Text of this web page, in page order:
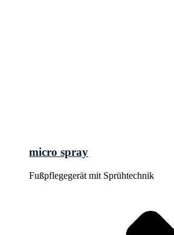
micro spray
Fußpflegegerät mit Sprühtechnik